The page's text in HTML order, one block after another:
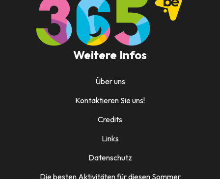
Weitere Infos
Über uns
Kontaktieren Sie uns!
Credits
Links
Datenschutz
Die besten Aktivitäten für diesen Sommer